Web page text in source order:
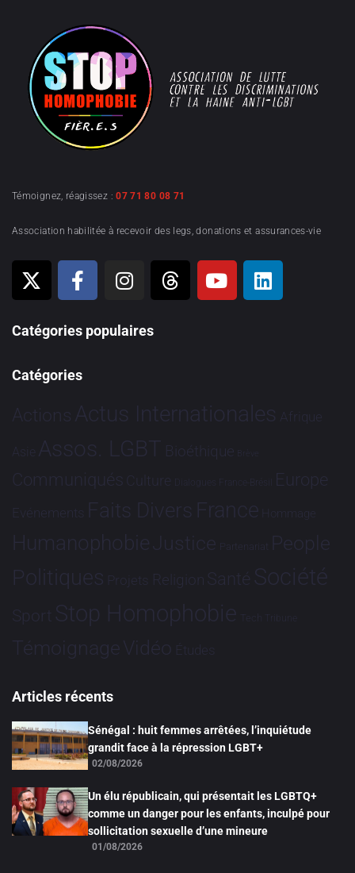
Témoignez, réagissez :07 71 80 08 71
Association habilitée à recevoir des legs, donations et assurances-vie
Catégories populaires
Catégories
Actions Actus Internationales Afrique
Asie Assos. LGBT Bioéthique Brève
Communiqués Culture Dialogues France-Brésil Europe
Evénements Faits Divers France Hommage
HumanophobieJustice Partenariat People
Politiques Projets Religion Santé Société
Sport Stop Homophobie Tech Tribune
TémoignageVidéo Études
Articles récents
Sénégal : huit femmes arrêtées, l’inquiétude
grandit face à la répression LGBT+
02/08/2026
Un élu républicain, qui présentait les LGBTQ+
comme un danger pour les enfants, inculpé pour
sollicitation sexuelle d’une mineure
01/08/2026